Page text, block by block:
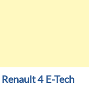
Renault 4 E-Tech